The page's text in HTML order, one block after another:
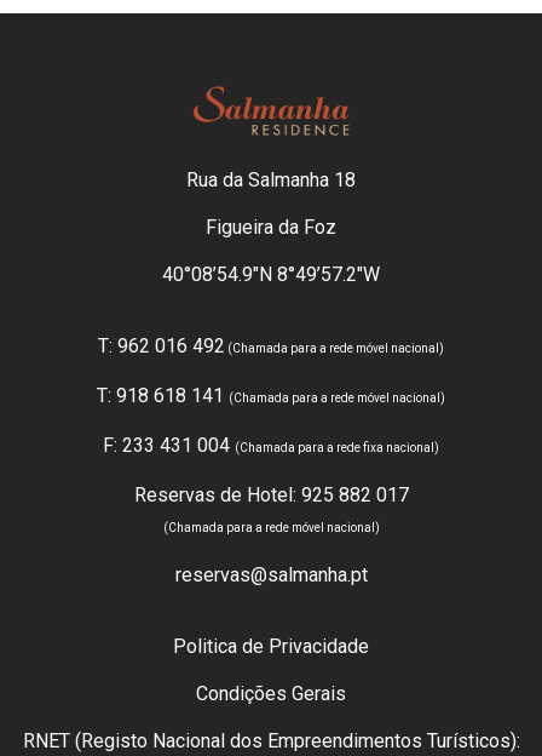
Rua da Salmanha 18
Figueira da Foz
40°08’54.9″N 8°49’57.2″W
T: 962 016 492 (Chamada para a rede móvel nacional)
T: 918 618 141 (Chamada para a rede móvel nacional)
F: 233 431 004 (Chamada para a rede fixa nacional)
Reservas de Hotel: 925 882 017
(Chamada para a rede móvel nacional)
reservas@salmanha.pt
Politica de Privacidade
Condições Gerais
RNET (Registo Nacional dos Empreendimentos Turísticos):